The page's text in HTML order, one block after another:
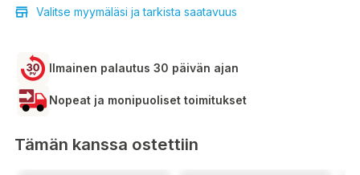
Valitse myymäläsi ja tarkista saatavuus
Ilmainen palautus 30 päivän ajan
Nopeat ja monipuoliset toimitukset
Tämän kanssa ostettiin